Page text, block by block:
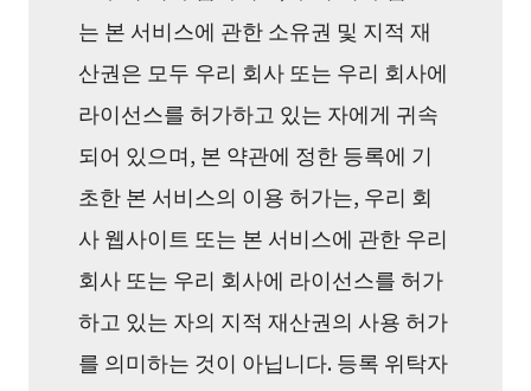
는 본 서비스에 관한 소유권 및 지적 재
산권은 모두 우리 회사 또는 우리 회사에
라이선스를 허가하고 있는 자에게 귀속
되어 있으며, 본 약관에 정한 등록에 기
초한 본 서비스의 이용 허가는, 우리 회
사 웹사이트 또는 본 서비스에 관한 우리
회사 또는 우리 회사에 라이선스를 허가
하고 있는 자의 지적 재산권의 사용 허가
를 의미하는 것이 아닙니다. 등록 위탁자